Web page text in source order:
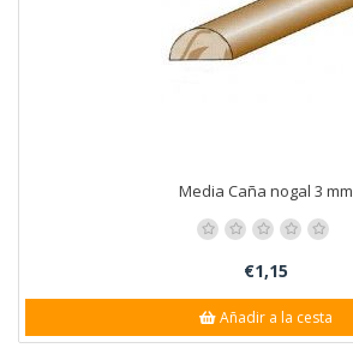
Media Caña nogal 3 mm
€1,15
Añadir a la cesta